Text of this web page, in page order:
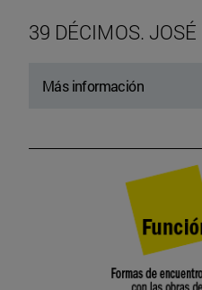
39 DÉCIMOS.
Más información